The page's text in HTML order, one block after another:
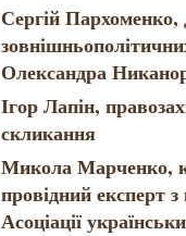
Сергій
Олександра
Ігор Лапін,
скликання
Микола Марченко,
провідний експерт
Асоціації